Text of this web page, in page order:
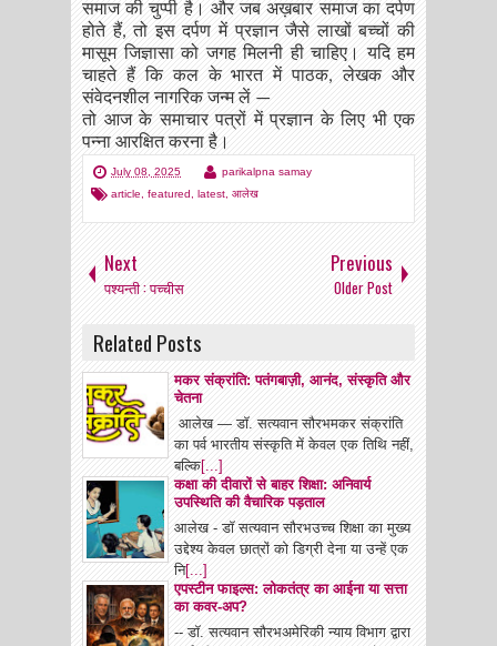
समाज की चुप्पी है। और जब अख़बार समाज का दर्पण
होते हैं, तो इस दर्पण में प्रज्ञान जैसे लाखों बच्चों की
मासूम जिज्ञासा को जगह मिलनी ही चाहिए। यदि हम
चाहते हैं कि कल के भारत में पाठक, लेखक और
संवेदनशील नागरिक जन्म लें —
तो आज के समाचार पत्रों में प्रज्ञान के लिए भी एक
पन्ना आरक्षित करना है।
July 08, 2025
parikalpna samay
article
featured latest आलेख
Next
पश्यन्ती : पच्चीस
Previous
Older Post
Related Posts
मकर संक्रांति: पतंगबाज़ी, आनंद, संस्कृति और
चेतना
आलेख — डॉ. सत्यवान सौरभमकर संक्रांति
का पर्व भारतीय संस्कृति में केवल एक तिथि नहीं,
बल्कि[...]
कक्षा की दीवारों से बाहर शिक्षा: अनिवार्य
उपस्थिति की वैचारिक पड़ताल
आलेख - डॉ सत्यवान सौरभउच्च शिक्षा का मुख्य
उद्देश्य केवल छात्रों को डिग्री देना या उन्हें एक
नि[...]
एपस्टीन फाइल्स: लोकतंत्र का आईना या सत्ता
का कवर-अप?
-- डॉ. सत्यवान सौरभअमेरिकी न्याय विभाग द्वारा